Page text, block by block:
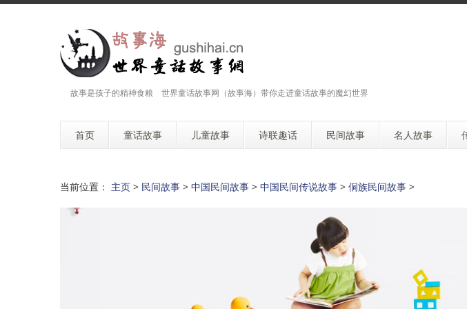
故事是孩子的精神食粮 世界童话故事网（故事海）带你走进童话故事的魔幻世界
首页 童话故事 儿童故事 诗联趣话 民间故事 名人故事
当前位置： 主页 > 民间故事 > 中国民间故事 > 中国民间传说故事 > 侗族民间故事 >